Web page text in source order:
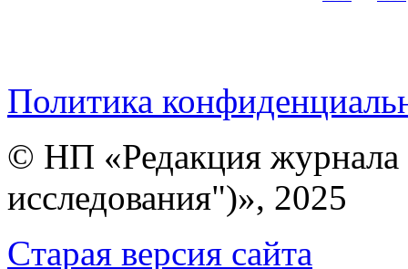
Политика
© НП «Редакция
исследования")», 2025
Cтарая версия сайта